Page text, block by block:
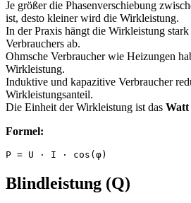
Je größer die Phasenverschiebung
ist, desto kleiner wird die Wirkleistung.
In der Praxis hängt die Wirkleistung
Verbrauchers ab.
Ohmsche Verbraucher wie Heizungen
Wirkleistung.
Induktive und kapazitive Verbraucher
Wirkleistungsanteil.
Die Einheit der Wirkleistung ist das Watt
Formel:
P = U · I · cos(φ)
Blindleistung (Q)